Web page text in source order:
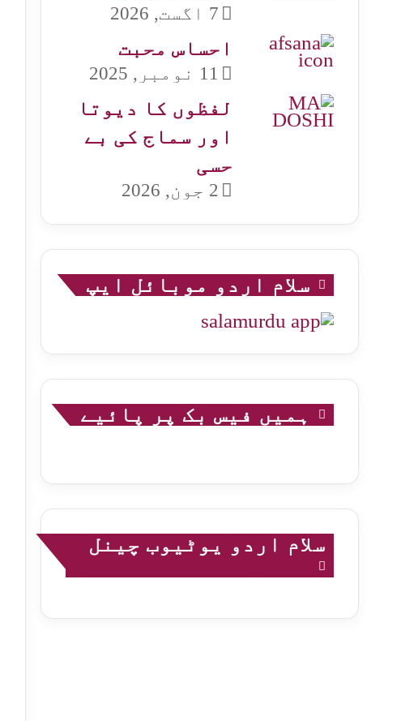
7 اگست, 2026
احساس محبت
11 نومبر, 2025
لفظوں کا دیوتا
اور سماج کی بے
حسی
2 جون, 2026
سلام اردو موبائل ایپ
ہمیں فیس بک پر پائیے
سلام اردو یوٹیوب چینل